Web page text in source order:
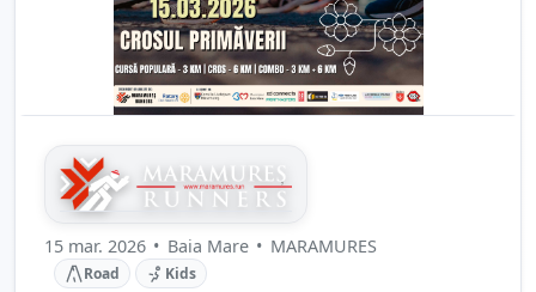
15 mar. 2026 • Baia Mare • MARAMURES
Road Kids